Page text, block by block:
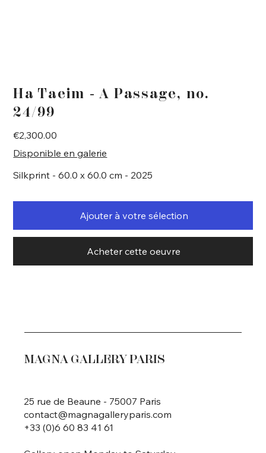
Ha Taeim - A Passage, no.
24/99
Price
€2,300.00
Disponible en galerie
Silkprint - 60.0 x 60.0 cm - 2025
Ajouter à votre sélection
Acheter cette oeuvre
MAGNA GALLERY PARIS
25 rue de Beaune - 75007 Paris
contact@magnagalleryparis.com
+33 (0)6 60 83 41 61